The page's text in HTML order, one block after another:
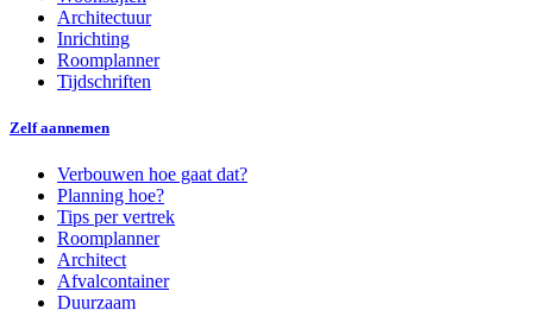
Architectuur
Inrichting
Roomplanner
Tijdschriften
Zelf aannemen
Verbouwen hoe gaat dat?
Planning hoe?
Tips per vertrek
Roomplanner
Architect
Afvalcontainer
Duurzaam